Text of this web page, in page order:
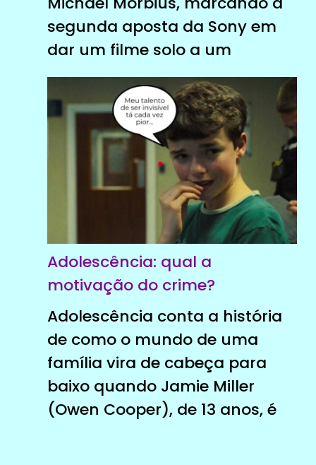
segunda aposta da Sony em
dar um filme solo a um
Adolescência: qual a
motivação do crime?
Adolescência conta a história
de como o mundo de uma
família vira de cabeça para
baixo quando Jamie Miller
(Owen Cooper), de 13 anos, é